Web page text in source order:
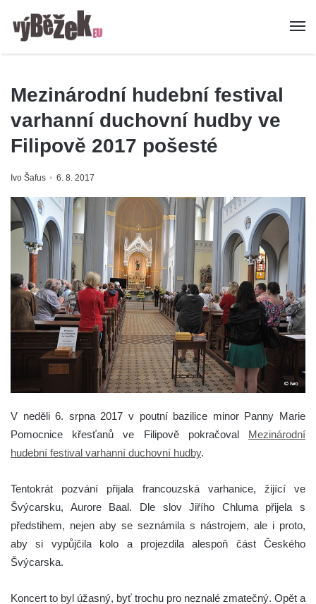
Mezinárodní hudební festival
varhanní duchovní hudby ve
Filipově 2017 pošesté
Ivo Šafus 6. 8. 2017
V neděli 6. srpna 2017 v poutní bazilice minor Panny Marie
Pomocnice křesťanů ve Filipově pokračoval Mezinárodní
hudební festival varhanní duchovní hudby.
Tentokrát pozvání přijala francouzská varhanice, žijící ve
Švýcarsku, Aurore Baal. Dle slov Jiřího Chluma přijela s
předstihem, nejen aby se seznámila s nástrojem, ale i proto,
aby si vypůjčila kolo a projezdila alespoň část Českého
Švýcarska.
Koncert to byl úžasný, byť trochu pro neznalé zmatečný. Opět a